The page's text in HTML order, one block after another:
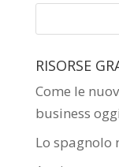
RISORSE
Come le
business oggi
Lo spagnolo